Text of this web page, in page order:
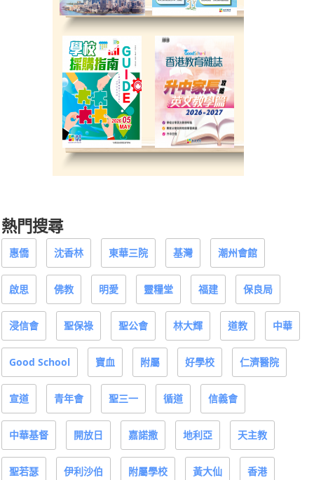
熱門搜尋
惠僑 沈香林 東華三院 基灣 潮州會館
啟思 佛教 明愛 靈糧堂 福建 保良局
浸信會 聖保祿 聖公會 林大輝 道教 中華
Good School 寶血 附屬 好學校 仁濟醫院
宣道 青年會 聖三一 循道 信義會
中華基督 開放日 嘉諾撒 地利亞 天主教
聖若瑟 伊利沙伯 附屬學校 黃大仙 香港